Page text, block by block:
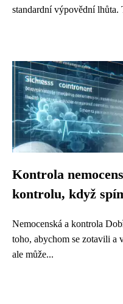
standardní výpovědní lhůta.
Kontrola
kontrolu, když
Nemocenská a kontrola
toho, abychom se zotavili a
ale může...